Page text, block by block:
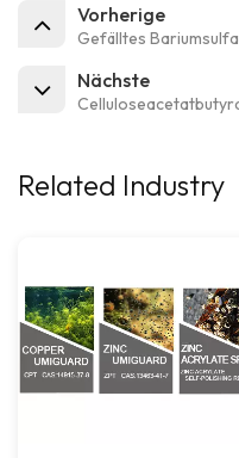
Vorherige
Gefälltes
Nächste
Related Industry